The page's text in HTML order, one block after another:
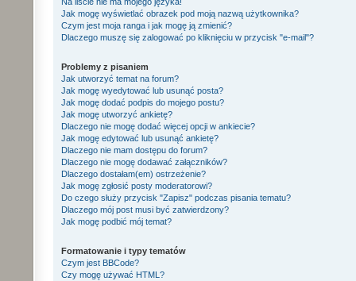
Jak mogę wyświetlać obrazek pod moją nazwą użytkownika?
Czym jest moja ranga i jak mogę ją zmienić?
Dlaczego muszę się zalogować po kliknięciu w przycisk "e-mail"?
Problemy z pisaniem
Jak utworzyć temat na forum?
Jak mogę wyedytować lub usunąć posta?
Jak mogę dodać podpis do mojego postu?
Jak mogę utworzyć ankietę?
Dlaczego nie mogę dodać więcej opcji w ankiecie?
Jak mogę edytować lub usunąć ankietę?
Dlaczego nie mam dostępu do forum?
Dlaczego nie mogę dodawać załączników?
Dlaczego dostałam(em) ostrzeżenie?
Jak mogę zgłosić posty moderatorowi?
Do czego służy przycisk "Zapisz" podczas pisania tematu?
Dlaczego mój post musi być zatwierdzony?
Jak mogę podbić mój temat?
Formatowanie i typy tematów
Czym jest BBCode?
Czy mogę używać HTML?